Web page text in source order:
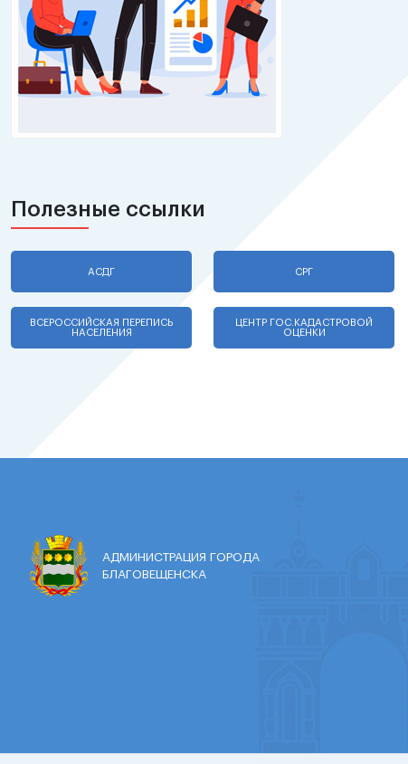
Полезные ссылки
АСДГ СРГ
ВСЕРОССИЙСКАЯ ПЕРЕПИСЬ
НАСЕЛЕНИЯ
ЦЕНТР ГОС.КАДАСТРОВОЙ
ОЦЕНКИ
АДМИНИСТРАЦИЯ ГОРОДА
БЛАГОВЕЩЕНСКА